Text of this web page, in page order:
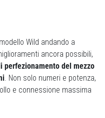
Wild andando a
ancora possibili,
perfezionamento del mezzo
. Non solo numeri e potenza,
e connessione massima